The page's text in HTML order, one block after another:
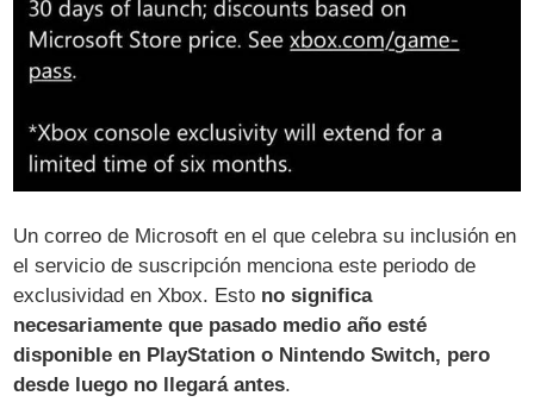
Un correo de Microsoft en el que celebra su inclusión en
el servicio de suscripción menciona este periodo de
exclusividad en Xbox. Esto no significa
necesariamente que pasado medio año esté
disponible en PlayStation o Nintendo Switch, pero
desde luego no llegará antes.